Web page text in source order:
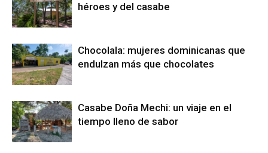
héroes y del casabe
Chocolala: mujeres dominicanas que
endulzan más que chocolates
Casabe Doña Mechi: un viaje en el
tiempo lleno de sabor